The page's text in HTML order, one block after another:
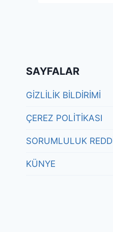
SAYFALAR
GİZLİLİK BİLDİRİMİ
ÇEREZ POLİTİKASI
SORUMLULUK
KÜNYE